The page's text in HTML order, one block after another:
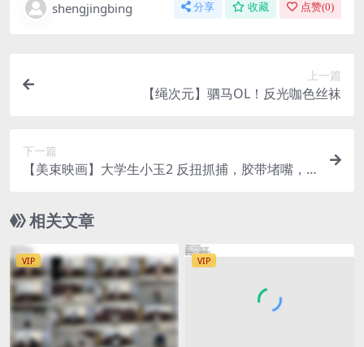
shengjingbing 分享 收藏 点赞(0)
上一篇
【绳次元】驷马OL！反光咖色丝袜
下一篇
【美束映画】大学生小玉2 反扭抓捕，胶带堵嘴，
相关文章
VIP VIP